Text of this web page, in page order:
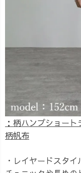
：柄ハンプショー
柄帆布
・レイヤードスタイ